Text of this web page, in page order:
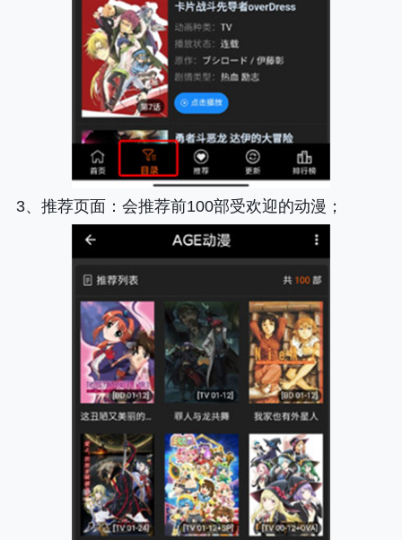
3、 推荐页面 ：会推荐前100部受欢迎的动漫；